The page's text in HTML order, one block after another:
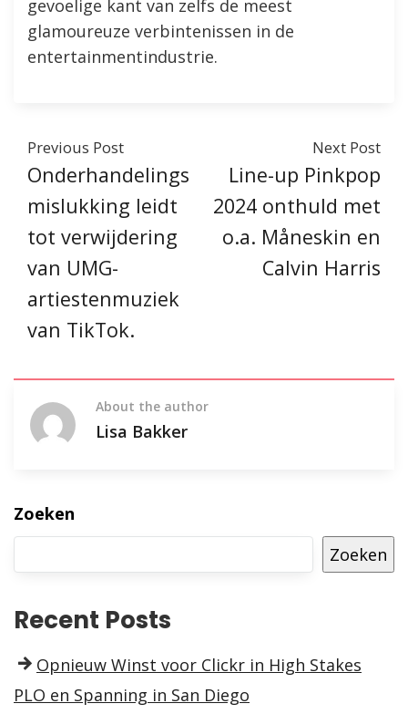
gevoelige kant van zelfs de meest
glamoureuze verbintenissen in de
entertainmentindustrie.
Previous Post
Onderhandelings
mislukking leidt
tot verwijdering
van UMG-
artiestenmuziek
van TikTok.
Next Post
Line-up Pinkpop
2024 onthuld met
o.a. Måneskin en
Calvin Harris
About the author
Lisa Bakker
Zoeken
Zoeken
Recent Posts
Opnieuw Winst voor Clickr in High Stakes
PLO en Spanning in San Diego